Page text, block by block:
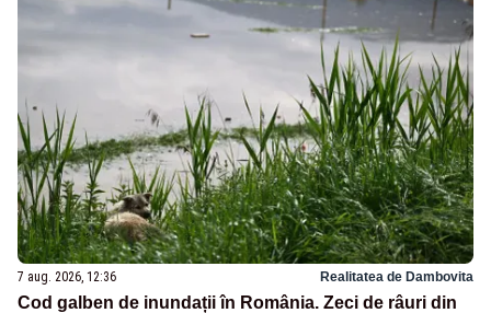
7 aug. 2026, 12:36 Realitatea de Dambovita
Cod galben de inundații în România. Zeci de râuri din